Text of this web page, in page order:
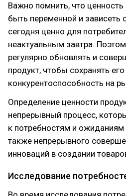
Важно помнить, что
быть переменной и зависеть
сегодня ценно для
неактуальным завтра.
регулярно обновлять и
продукт, чтобы сохранять
конкурентоспособность на
Определение ценности
непрерывный процесс,
к потребностям и ожиданиям
также непрерывного
инноваций в создании
Исследование